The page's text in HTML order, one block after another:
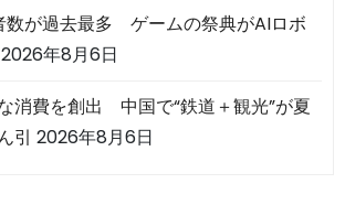
が過去最多 ゲームの祭典がAIロボ
2026年8月6日
消費を創出 中国で“鉄道＋観光”が夏
引 2026年8月6日